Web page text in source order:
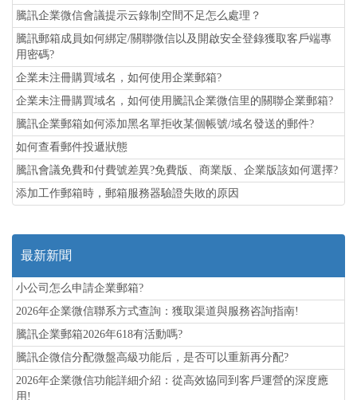
騰訊企業微信會議提示云錄制空間不足怎么處理？
騰訊郵箱成員如何綁定/關聯微信以及開啟安全登錄獲取客戶端專
用密碼?
企業未注冊購買域名，如何使用企業郵箱?
企業未注冊購買域名，如何使用騰訊企業微信里的關聯企業郵箱?
騰訊企業郵箱如何添加黑名單拒收某個帳號/域名發送的郵件?
如何查看郵件投遞狀態
騰訊會議免費和付費號差異?免費版、商業版、企業版該如何選擇?
添加工作郵箱時，郵箱服務器驗證失敗的原因
最新新聞
小公司怎么申請企業郵箱?
2026年企業微信聯系方式查詢：獲取渠道與服務咨詢指南!
騰訊企業郵箱2026年618有活動嗎?
騰訊企微信分配微盤高級功能后，是否可以重新再分配?
2026年企業微信功能詳細介紹：從高效協同到客戶運營的深度應
用!